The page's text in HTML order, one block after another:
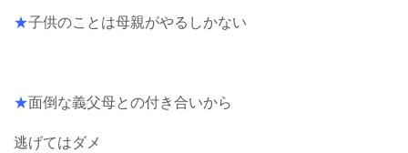
★子供のことは母親がやるしかない
★面倒な義父母との付き合いから
逃げてはダメ